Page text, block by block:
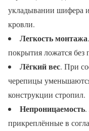
укладывании шифера
кровли.
Легкость монтажа
покрытия ложатся без
Лёгкий вес. При
черепицы
конструкции стропил.
Непроницаемость
прикреплённые в